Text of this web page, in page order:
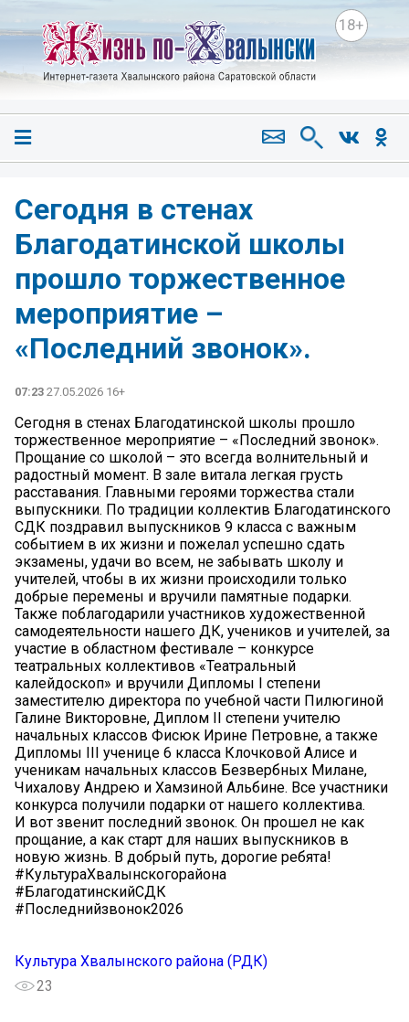
18+
Сегодня в стенах
Благодатинской школы
прошло торжественное
мероприятие –
«Последний звонок».
07:23 27.05.2026 16+
Сегодня в стенах Благодатинской школы прошло
торжественное мероприятие – «Последний звонок».
Прощание со школой – это всегда волнительный и
радостный момент. В зале витала легкая грусть
расставания. Главными героями торжества стали
выпускники. По традиции коллектив Благодатинского
СДК поздравил выпускников 9 класса с важным
событием в их жизни и пожелал успешно сдать
экзамены, удачи во всем, не забывать школу и
учителей, чтобы в их жизни происходили только
добрые перемены и вручили памятные подарки.
Также поблагодарили участников художественной
самодеятельности нашего ДК, учеников и учителей, за
участие в областном фестивале – конкурсе
театральных коллективов «Театральный
калейдоскоп» и вручили Дипломы I степени
заместителю директора по учебной части Пилюгиной
Галине Викторовне, Диплом II степени учителю
начальных классов Фисюк Ирине Петровне, а также
Дипломы III ученице 6 класса Клочковой Алисе и
ученикам начальных классов Безвербных Милане,
Чихалову Андрею и Хамзиной Альбине. Все участники
конкурса получили подарки от нашего коллектива.
И вот звенит последний звонок. Он прошел не как
прощание, а как старт для наших выпускников в
новую жизнь. В добрый путь, дорогие ребята!
#КультураХвалынскогорайона
#БлагодатинскийСДК
#Последнийзвонок2026
Культура Хвалынского района (РДК)
23